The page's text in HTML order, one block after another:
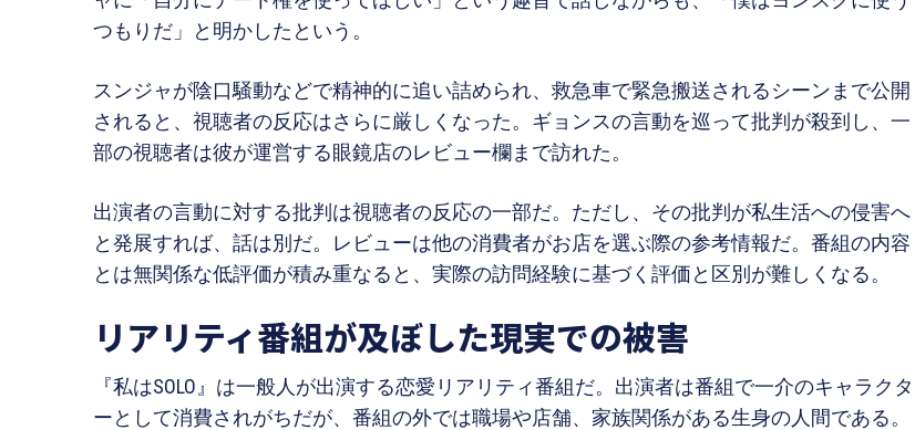
つもりだ」と明かしたという。
スンジャが陰口騒動などで精神的に追い詰められ、救急車で緊急搬送されるシーンまで公開
されると、視聴者の反応はさらに厳しくなった。ギョンスの言動を巡って批判が殺到し、一
部の視聴者は彼が運営する眼鏡店のレビュー欄まで訪れた。
出演者の言動に対する批判は視聴者の反応の一部だ。ただし、その批判が私生活への侵害へ
と発展すれば、話は別だ。レビューは他の消費者がお店を選ぶ際の参考情報だ。番組の内容
とは無関係な低評価が積み重なると、実際の訪問経験に基づく評価と区別が難しくなる。
リアリティ番組が及ぼした現実での被害
『私はSOLO』は一般人が出演する恋愛リアリティ番組だ。出演者は番組で一介のキャラクタ
ーとして消費されがちだが、番組の外では職場や店舗、家族関係がある生身の人間である。